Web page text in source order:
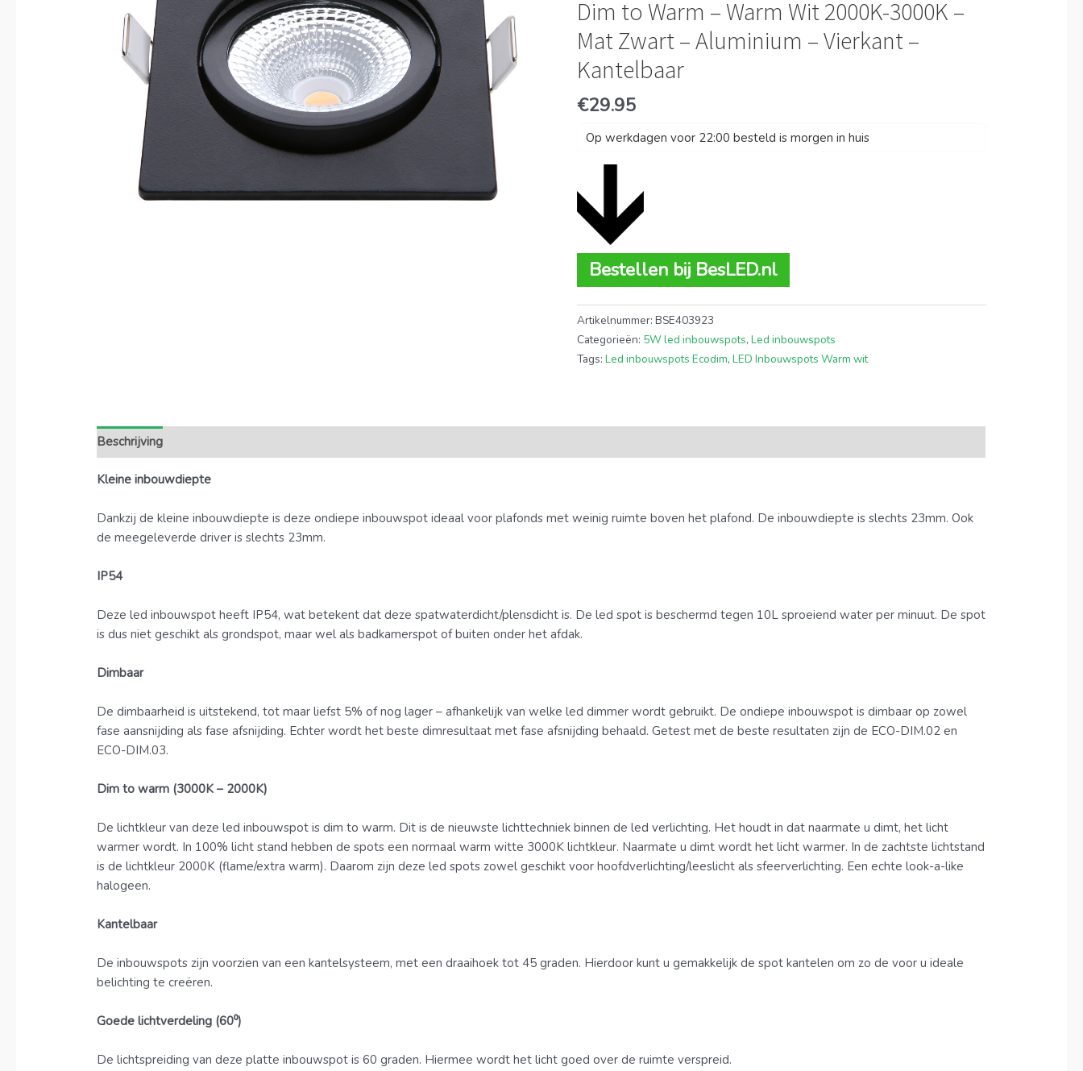
Dim to Warm – Warm Wit 2000K-3000K –
Mat Zwart – Aluminium – Vierkant –
Kantelbaar
€29.95
Op werkdagen voor 22:00 besteld is morgen in huis
Bestellen bij BesLED.nl
Artikelnummer:BSE403923
Categorieën: 5W led inbouwspots,Led inbouwspots
Tags:Led inbouwspots Ecodim,LED Inbouwspots Warm wit
Beschrijving
Kleine inbouwdiepte
Dankzij de kleine inbouwdiepte is deze ondiepe inbouwspot ideaal voor plafonds met weinig ruimte boven het plafond. De inbouwdiepte is slechts 23mm. Ook
de meegeleverde driver is slechts 23mm.
IP54
Deze led inbouwspot heeft IP54, wat betekent dat deze spatwaterdicht/plensdicht is. De led spot is beschermd tegen 10L sproeiend water per minuut. De spot
is dus niet geschikt als grondspot, maar wel als badkamerspot of buiten onder het afdak.
Dimbaar
De dimbaarheid is uitstekend, tot maar liefst 5% of nog lager – afhankelijk van welke led dimmer wordt gebruikt. De ondiepe inbouwspot is dimbaar op zowel
fase aansnijding als fase afsnijding. Echter wordt het beste dimresultaat met fase afsnijding behaald. Getest met de beste resultaten zijn de ECO-DIM.02 en
ECO-DIM.03.
Dim to warm (3000K – 2000K)
De lichtkleur van deze led inbouwspot is dim to warm. Dit is de nieuwste lichttechniek binnen de led verlichting. Het houdt in dat naarmate u dimt, het licht
warmer wordt. In 100% licht stand hebben de spots een normaal warm witte 3000K lichtkleur. Naarmate u dimt wordt het licht warmer. In de zachtste lichtstand
is de lichtkleur 2000K (flame/extra warm). Daarom zijn deze led spots zowel geschikt voor hoofdverlichting/leeslicht als sfeerverlichting. Een echte look-a-like
halogeen.
Kantelbaar
De inbouwspots zijn voorzien van een kantelsysteem, met een draaihoek tot 45 graden. Hierdoor kunt u gemakkelijk de spot kantelen om zo de voor u ideale
belichting te creëren.
Goede lichtverdeling (60⁰)
De lichtspreiding van deze platte inbouwspot is 60 graden. Hiermee wordt het licht goed over de ruimte verspreid.